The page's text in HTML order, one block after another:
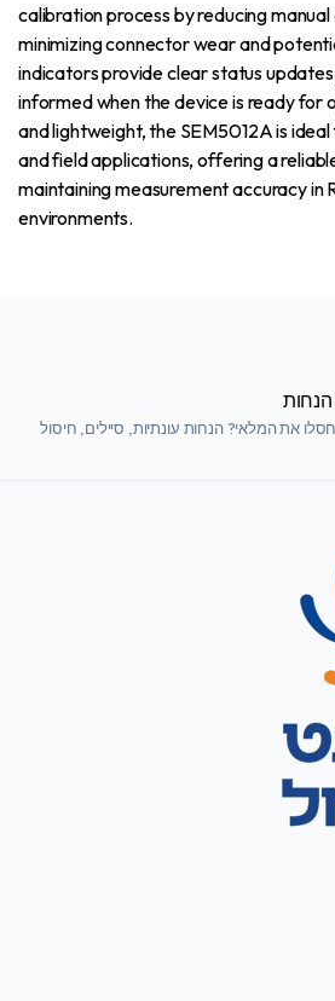
calibration process by reducing
minimizing connector wear and
indicators provide clear status
informed when the device is ready for
and lightweight, the SEM5012A is
and field applications, offering a
maintaining measurement accuracy in
environments.
הנחות
את המלאי? הנחות עונתיות, סיילים, חיסול